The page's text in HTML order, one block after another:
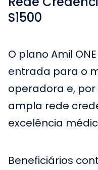
S1500
O plano Amil
entrada para o
operadora e, por
ampla rede
excelência
Beneficiários